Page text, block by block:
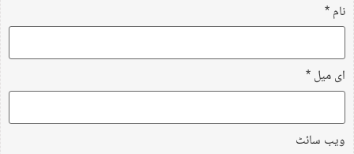
نام*
ای میل*
ویب‌ سائٹ